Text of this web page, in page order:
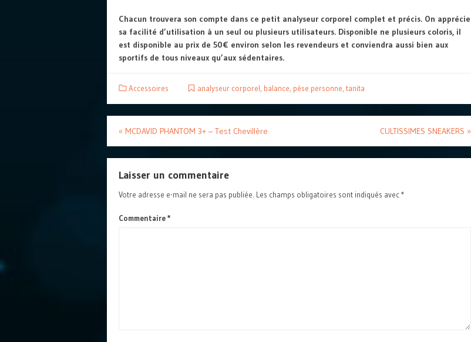
Chacun trouvera son compte dans ce petit analyseur corporel complet et précis. On apprécie
sa facilité d’utilisation à un seul ou plusieurs utilisateurs. Disponible ne plusieurs coloris, il
est disponible au prix de 50€ environ selon les revendeurs et conviendra aussi bien aux
sportifs de tous niveaux qu’aux sédentaires.
Accessoires analyseur corporel, balance, pèse personne, tanita
« MCDAVID PHANTOM 3+ – Test Chevillère CULTISSIMES SNEAKERS »
Laisser un commentaire
Votre adresse e-mail ne sera pas publiée. Les champs obligatoires sont indiqués avec*
Commentaire*